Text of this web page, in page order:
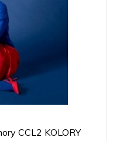
CCL2 KOLORY